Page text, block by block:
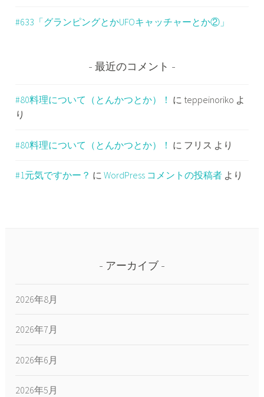
#633「グランピングとかUFOキャッチャーとか②」
最近のコメント
#80料理について（とんかつとか）！ に teppeinoriko よ
り
#80料理について（とんかつとか）！ に フリス より
#1元気ですかー？ にWordPress コメントの投稿者 より
アーカイブ
2026年8月
2026年7月
2026年6月
2026年5月